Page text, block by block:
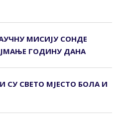
МИСИЈУ СОНДЕ
ГОДИНУ ДАНА
СВЕТО МЈЕСТО БОЛА И